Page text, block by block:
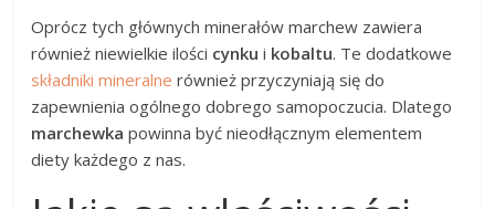
Oprócz tych głównych minerałów marchew zawiera
również niewielkie ilości cynku i kobaltu. Te dodatkowe
składniki mineralne również przyczyniają się do
zapewnienia ogólnego dobrego samopoczucia. Dlatego
marchewka powinna być nieodłącznym elementem
diety każdego z nas.